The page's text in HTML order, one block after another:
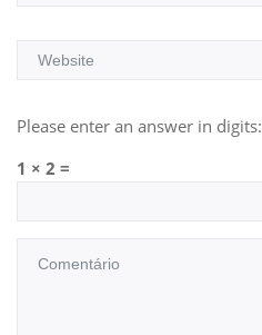
Please enter an answer in digits:
1 × 2 =